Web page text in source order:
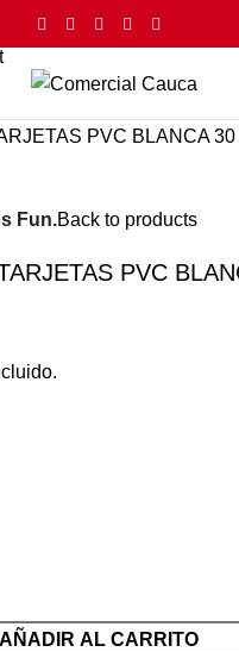
Fun.Back to products
PVC
AÑADIR AL CARRITO